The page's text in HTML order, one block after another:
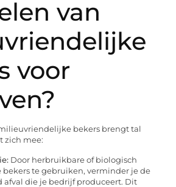
van
voor
bekers brengt tal
zich mee:
Door herbruikbare of biologisch
bekers te gebruiken, verminder je de
afval die je bedrijf produceert. Dit